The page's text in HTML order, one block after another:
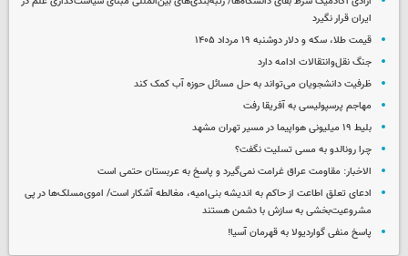
ایران قرار نگیرد
قیمت طلا، سکه و دلار دوشنبه ۱۹ مرداد ۱۴۰۵
جنگ نقل‌وانتقالات ادامه دارد
ظرفیت دانشجویان می‌تواند به حل مسائل حوزه آب کمک کند
مهاجم پرسپولیسی به آفریقا رفت
بلیط ۱۹ میلیونی هواپیما در مسیر تهران مشهد
چرا رونالدو به مسی تسلیت نگفت؟
الاخبار: مقاومت عراق غرامت نمی‌گیرد و پاسخ به عربستان حتمی است
ادعای تعلق اطاعت از حاکم به اندیشه بنی‌امیه، مغالطه آشکار است/ اموی‌مسلک‌ها در پی
مشروعیت‌بخشی به سازش با دشمن هستند
پاسخ منفی گواردیولا به قهرمان آسیا!